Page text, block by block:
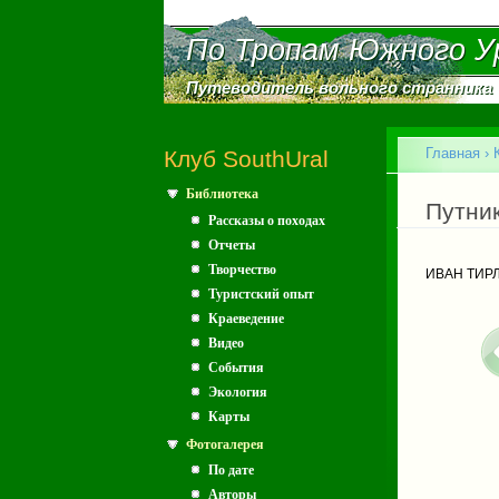
По Тропам Южного
По Тропам Южного
Путеводитель вольного странника
Путеводитель вольного странника
Клуб SouthUral
Библиотека
Рассказы о походах
Отчеты
Творчество
Туристский опыт
Краеведение
Видео
События
Экология
Карты
Фотогалерея
По дате
Авторы
Вы
Главная ›
ИВАН